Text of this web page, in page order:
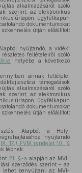
alkalmazásáról szóló
szerint, az elektronikus
űrlapon, ügyfélkapun
dokumentumokat
útján előállított
nyújtandó, a vidéki
részletes feltételeiről szóló
helyébe a következő
annak feltételei
támogatások
alkalmazásáról szóló
szerint, az elektronikus
űrlapon, ügyfélkapun
dokumentumokat
útján előállított
Alapból a Helyi
nyújtandó
17.) FVM rendelet 10. §
lépnek:
21. §-a alapján az MVH
szerződés szerint – az
lehet benyújtani az MVH